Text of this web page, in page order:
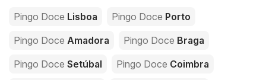
Pingo Doce Lisboa Pingo Doce Porto
Pingo Doce Amadora Pingo Doce Braga
Pingo Doce Setúbal Pingo Doce Coimbra